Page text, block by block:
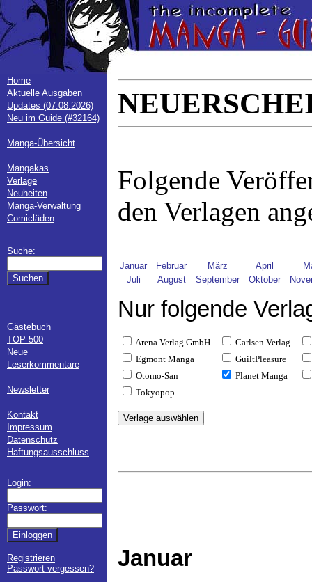
Home
Aktuelle Ausgaben
Updates (07.08.2026)
Neu im Guide (#32164)
Manga-Übersicht
Mangakas
Verlage
Neuheiten
Manga-Verwaltung
Comicläden
Suche:
Gästebuch
TOP 500
Neue
Leserkommentare
Newsletter
Kontakt
Impressum
Datenschutz
Haftungsausschluss
Login:
Passwort:
Registrieren
Passwort vergessen?
Folgende
den Verlagen
Januar Februar März April
Juli
August September Oktober
Nur folgende
Arena Verlag GmbH
Carlsen Verlag
Egmont Manga
GuiltPleasure
Otomo-San
Planet Manga
Tokyopop
Januar